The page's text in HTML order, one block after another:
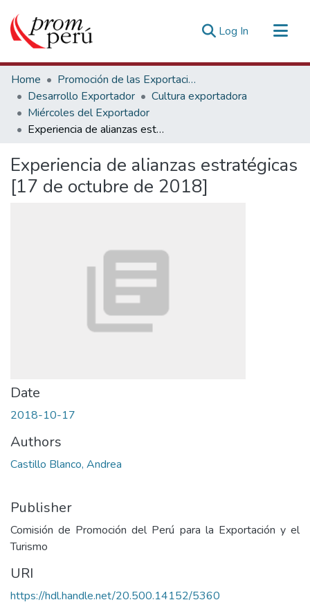
Log In (current)
Communities & Collections
All of DSpace
Statistics
Estadísticas Externas
Home
Promoción de las Exportaciones
Desarrollo Exportador
Cultura exportadora
Miércoles del Exportador
Experiencia de alianzas estratégicas [17 de octubre de 2018]
Experiencia de alianzas estratégicas
[17 de octubre de 2018]
Date
2018-10-17
Authors
Castillo Blanco, Andrea
Publisher
Comisión de Promoción del Perú para la Exportación y el
Turismo
URI
https://hdl.handle.net/20.500.14152/5360